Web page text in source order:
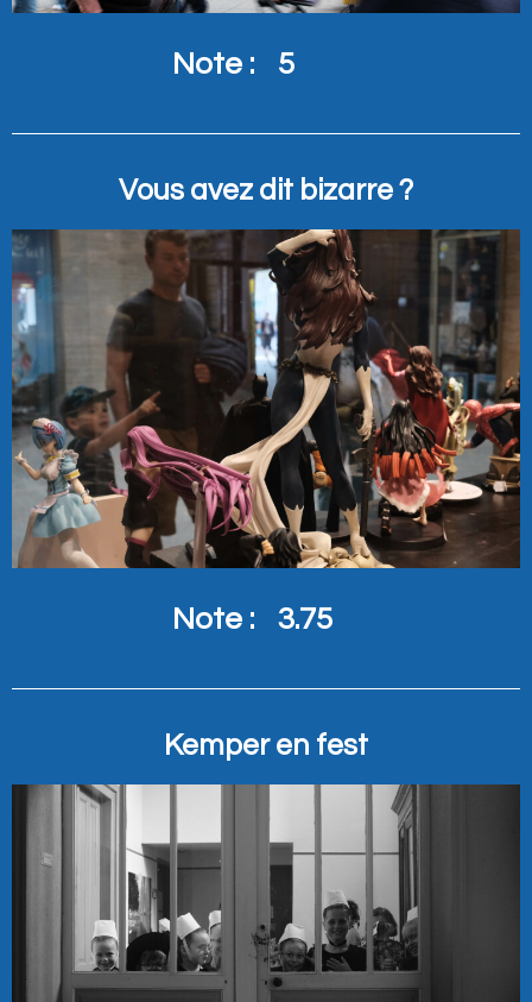
Note : 5
Vous avez dit bizarre ?
Note : 3.75
Kemper en fest